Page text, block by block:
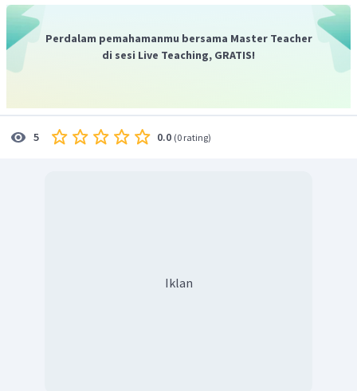
Perdalam pemahamanmu bersama Master Teacher
di sesi Live Teaching, GRATIS!
5 0.0 (0 rating)
Iklan